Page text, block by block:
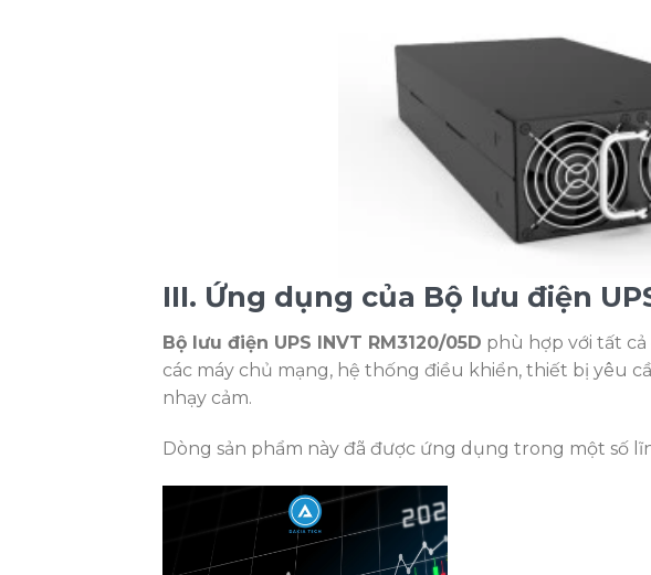
III. Ứng dụng của Bộ lưu điện
Bộ lưu điện UPS INVT RM3120/05D phù hợp với tất
các máy chủ mạng, hệ thống điều khiển, thiết bị yêu
nhạy cảm.
Dòng sản phẩm này đã được ứng dụng trong một số